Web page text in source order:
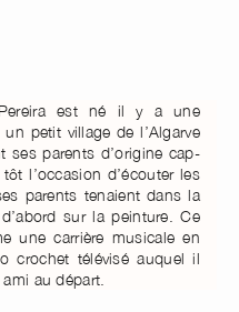
est né il y a une
petit village de l’Algarve
ses parents d’origine cap-
l’occasion d’écouter les
parents tenaient dans la
sur la peinture. Ce
une carrière musicale en
crochet télévisé auquel il
au départ.